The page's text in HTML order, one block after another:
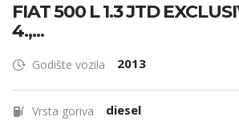
FIAT 500 L 1.3 JTD
4.,...
Godište vozila 2013
Vrsta goriva diesel